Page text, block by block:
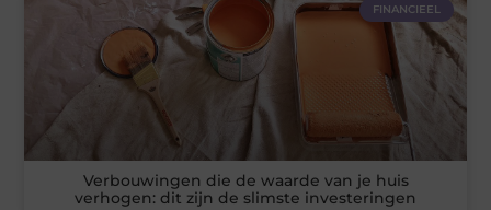
FINANCIEEL
Verbouwingen die de waarde van je huis
verhogen: dit zijn de slimste investeringen